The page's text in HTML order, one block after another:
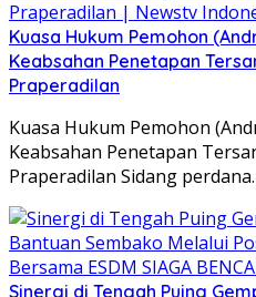
Kuasa Hukum Pemohon
Keabsahan Penetapan
Praperadilan
Kuasa Hukum Pemohon
Keabsahan Penetapan
Praperadilan Sidang
Sinergi di Tengah Puing